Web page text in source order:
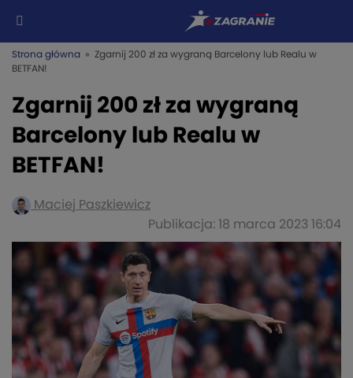
Strona główna » Zgarnij 200 zł za wygraną Barcelony lub Realu w
BETFAN!
Zgarnij 200 zł za wygraną
Barcelony lub Realu w
BETFAN!
Maciej Paszkiewicz
Publikacja: 18 marca 2023 16:04